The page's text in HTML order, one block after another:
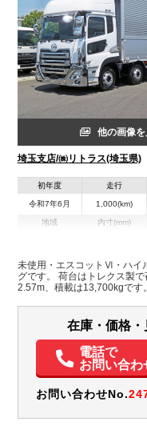
他の画像を
埼玉支店/㈱リトラス(埼玉県)
初年度
令和7年6月
走行
1,000(km)
地域 内寸(mm)
エアコン パワステ パワー
バックモニター
未使用・エスコットⅥ・ハイ
グです。 荷台はトレクス製
2.57m、積載は13,700kgで
ださい。
在庫・価格・
電話で
お問い合わ
お問い合わせNo.